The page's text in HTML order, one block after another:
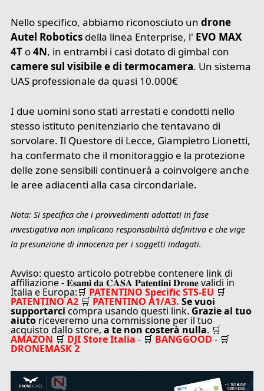
Nello specifico, abbiamo riconosciuto undrone
Autel Robotics della linea Enterprise, l' EVO MAX
4T o4N, in entrambi i casi dotato di gimbal con
camere sul visibile e di termocamera. Un sistema
UAS professionale da quasi 10.000€
I due uomini sono stati arrestati e condotti nello
stesso istituto penitenziario che tentavano di
sorvolare. Il Questore di Lecce, Giampietro Lionetti,
ha confermato che il monitoraggio e la protezione
delle zone sensibili continuerà a coinvolgere anche
le aree adiacenti alla casa circondariale.
Nota: Si specifica che i provvedimenti adottati in fase
investigativa non implicano responsabilità definitiva e che vige
la presunzione di innocenza per i soggetti indagati.
Avviso: questo articolo potrebbe contenere link di
affiliazione - 𝐄𝐬𝐚𝐦𝐢 𝐝𝐚 𝐂𝐀𝐒𝐀 𝐏𝐚𝐭𝐞𝐧𝐭𝐢𝐧𝐢 𝐃𝐫𝐨𝐧𝐞 validi in
Italia e Europa:🛒 PATENTINO Specific STS-EU 🛒
PATENTINO A2 🛒 PATENTINO A1/A3. Se vuoi
supportarci compra usando questi link. Grazie al tuo
aiuto riceveremo una commissione per il tuo
acquisto dallo store,a te non costerà nulla. 🛒
AMAZON 🛒 DJI Store Italia- 🛒 BANGGOOD - 🛒
DRONEMASK 2